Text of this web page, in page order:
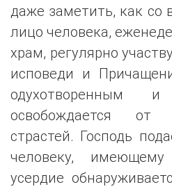
даже заметить, как со
лицо человека,
храм, регулярно
исповеди и
одухотворенным и
освобождается
страстей. Господь
человеку,
усердие